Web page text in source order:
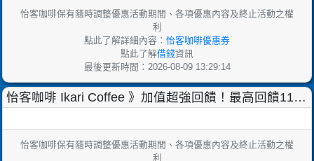
怡客咖啡保有隨時調整優惠活動期間、各項優惠內容及終止活動之權
利
點此了解詳細內容： 怡客咖啡優惠券
點此了解借錢資訊
最後更新時間：2026-08-09 13:29:14
怡客咖啡 Ikari Coffee 》加值超強回饋！最高回饋1140
怡客咖啡保有隨時調整優惠活動期間、各項優惠內容及終止活動之權
利